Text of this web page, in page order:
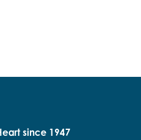
since 1947